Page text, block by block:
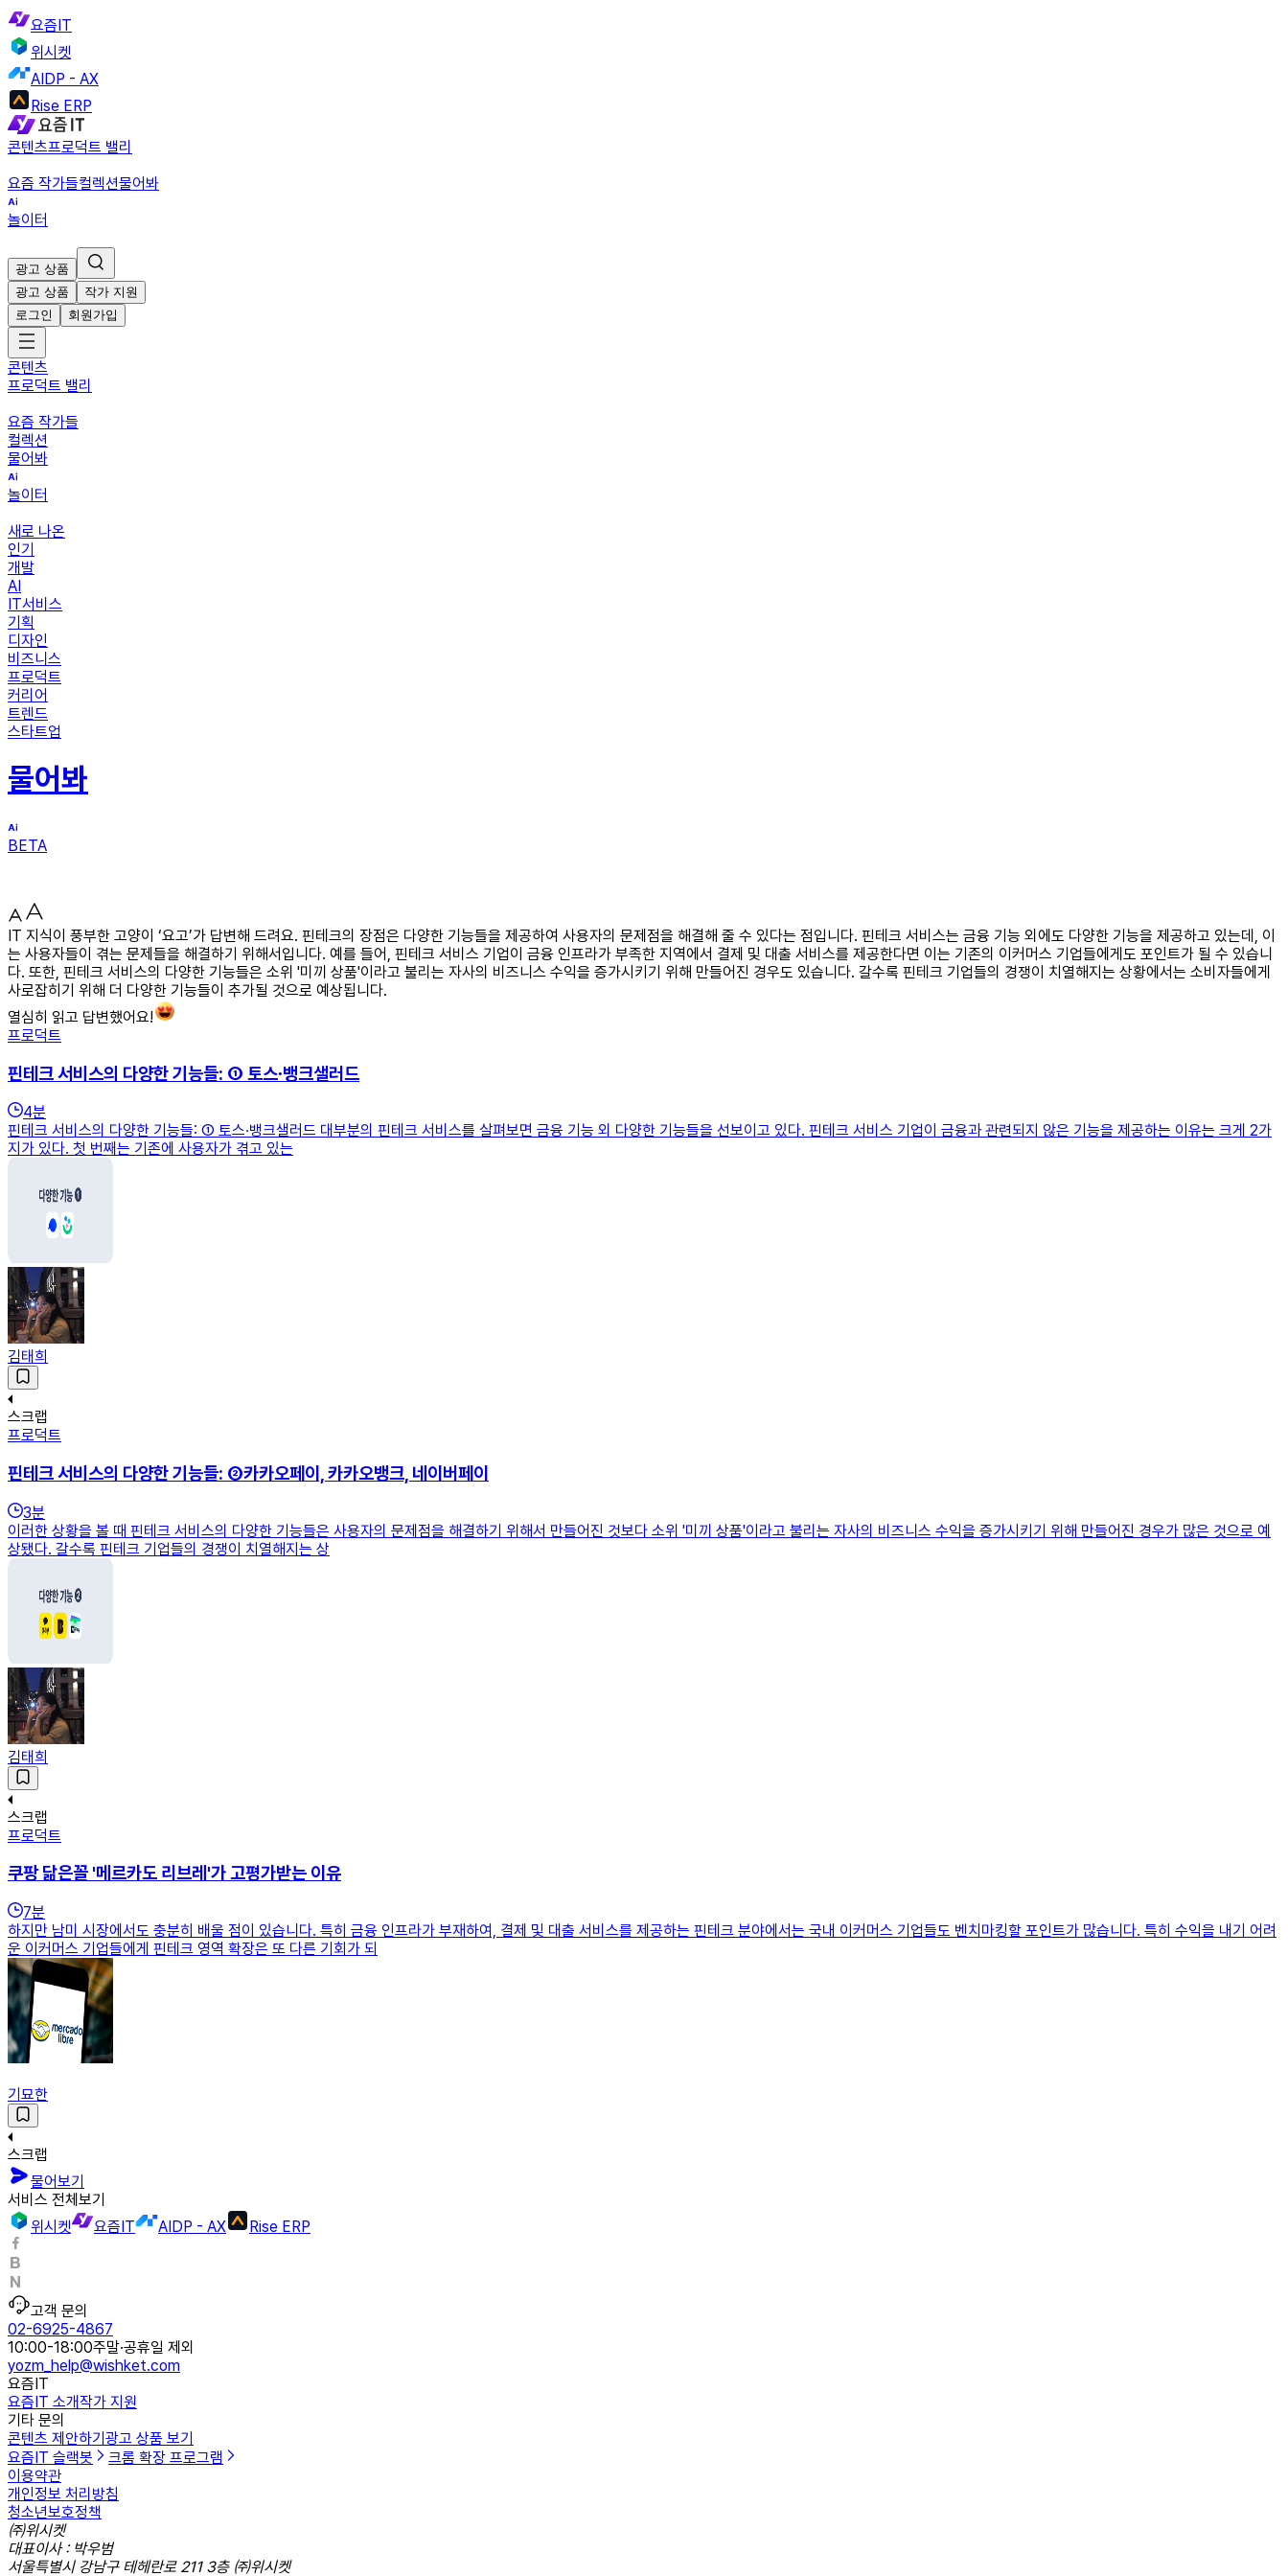
요즘IT
위시켓
AIDP - AX
Rise ERP
콘텐츠프로덕트 밸리
요즘 작가들컬렉션물어봐
놀이터
광고 상품
광고 상품
작가 지원
로그인
회원가입
콘텐츠
프로덕트 밸리
요즘 작가들
컬렉션
물어봐
놀이터
새로 나온
인기
개발
AI
IT서비스
기획
디자인
비즈니스
프로덕트
커리어
트렌드
스타트업
물어봐
BETA
IT 지식이 풍부한 고양이 ‘요고’가 답변해 드려요. 핀테크의 장점은 다양한 기능들을 제공하여 사용자의 문제점을 해결해 줄 수 있다는 점입니다. 핀테크 서비스는 금융 기능 외에도 다양한 기능을 제공하고 있는데, 이
는 사용자들이 겪는 문제들을 해결하기 위해서입니다. 예를 들어, 핀테크 서비스 기업이 금융 인프라가 부족한 지역에서 결제 및 대출 서비스를 제공한다면 이는 기존의 이커머스 기업들에게도 포인트가 될 수 있습니
다. 또한, 핀테크 서비스의 다양한 기능들은 소위 '미끼 상품'이라고 불리는 자사의 비즈니스 수익을 증가시키기 위해 만들어진 경우도 있습니다. 갈수록 핀테크 기업들의 경쟁이 치열해지는 상황에서는 소비자들에게
사로잡히기 위해 더 다양한 기능들이 추가될 것으로 예상됩니다.
열심히 읽고 답변했어요!
프로덕트
핀테크 서비스의 다양한 기능들: ① 토스∙뱅크샐러드
4분
핀테크 서비스의 다양한 기능들: ① 토스∙뱅크샐러드 대부분의 핀테크 서비스를 살펴보면 금융 기능 외 다양한 기능들을 선보이고 있다. 핀테크 서비스 기업이 금융과 관련되지 않은 기능을 제공하는 이유는 크게 2가
지가 있다. 첫 번째는 기존에 사용자가 겪고 있는
김태희
스크랩
프로덕트
핀테크 서비스의 다양한 기능들: ②카카오페이, 카카오뱅크, 네이버페이
3분
이러한 상황을 볼 때 핀테크 서비스의 다양한 기능들은 사용자의 문제점을 해결하기 위해서 만들어진 것보다 소위 '미끼 상품'이라고 불리는 자사의 비즈니스 수익을 증가시키기 위해 만들어진 경우가 많은 것으로 예
상됐다. 갈수록 핀테크 기업들의 경쟁이 치열해지는 상
김태희
스크랩
프로덕트
쿠팡 닮은꼴 '메르카도 리브레'가 고평가받는 이유
7분
하지만 남미 시장에서도 충분히 배울 점이 있습니다. 특히 금융 인프라가 부재하여, 결제 및 대출 서비스를 제공하는 핀테크 분야에서는 국내 이커머스 기업들도 벤치마킹할 포인트가 많습니다. 특히 수익을 내기 어려
운 이커머스 기업들에게 핀테크 영역 확장은 또 다른 기회가 되
기묘한
스크랩
물어보기
서비스 전체보기
위시켓
요즘IT AIDP - AX Rise ERP
고객 문의
02-6925-4867
10:00-18:00주말·공휴일 제외
yozm_help@wishket.com
요즘IT
요즘IT 소개작가 지원
기타 문의
콘텐츠 제안하기 광고 상품 보기
요즘IT 슬랙봇
크롬 확장 프로그램
이용약관
개인정보 처리방침
청소년보호정책
㈜위시켓
대표이사 : 박우범
서울특별시 강남구 테헤란로 211 3층 ㈜위시켓